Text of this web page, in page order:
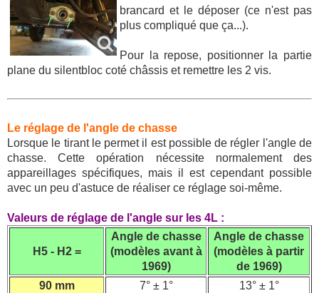
brancard et le déposer (ce n'est pas
plus compliqué que ça...).
Pour la repose, positionner la partie
plane du silentbloc coté châssis et remettre les 2 vis.
Le réglage de l'angle de chasse
Lorsque le tirant le permet il est possible de régler l'angle de
chasse. Cette opération nécessite normalement des
appareillages spécifiques, mais il est cependant possible
avec un peu d'astuce de réaliser ce réglage soi-même.
Valeurs de réglage de l'angle sur les 4L :
H5 - H2 =
Angle de chasse
(modèles avant à
1969)
Angle de chasse
(modèles à partir
de 1969)
90 mm
7° ± 1° 13° ± 1°